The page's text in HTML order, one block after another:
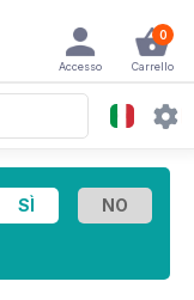
0
Carrello
Accesso